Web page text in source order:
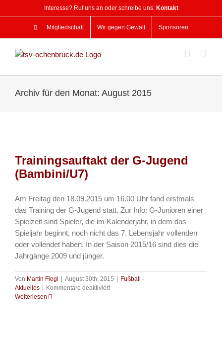
Inhalt
Interesse? Ruf uns an oder schreibe uns: Kontakt
Mitgliedschaft Wir gegen Gewalt Sponsoren
Archiv für den Monat: August 2015
Trainingsauftakt der G-Jugend
(Bambini/U7)
Am Freitag den 18.09.2015 um 16.00 Uhr fand erstmals
das Training der G-Jugend statt. Zur Info: G-Junioren einer
Spielzeit sind Spieler, die im Kalenderjahr, in dem das
Spieljahr beginnt, noch nicht das 7. Lebensjahr vollenden
oder vollendet haben. In der Saison 2015/16 sind dies die
Jahrgänge 2009 und jünger.
Von Martin Fiegl August 30th, 2015
Fußball -
Aktuelles
Kommentare deaktiviertfür
der
Weiterlesen